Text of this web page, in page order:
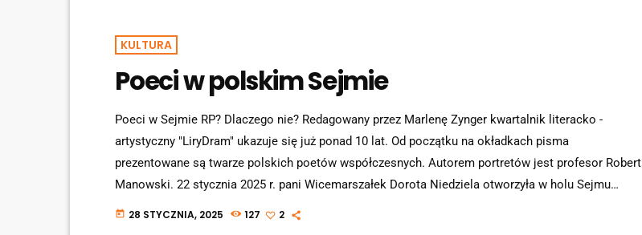
KULTURA
Poeci w polskim Sejmie
Poeci w Sejmie RP? Dlaczego nie? Redagowany przez Marlenę Zynger kwartalnik literacko -
artystyczny "LiryDram" ukazuje się już ponad 10 lat. Od początku na okładkach pisma
prezentowane są twarze polskich poetów współczesnych. Autorem portretów jest profesor Robert
Manowski. 22 stycznia 2025 r. pani Wicemarszałek Dorota Niedziela otworzyła w holu Sejmu
wystawę zatytułowaną "Twarze współczesnych poetów polskich. Odsłona pierwsza". Inicjatorką i
today 28 STYCZNIA, 2025 127 2